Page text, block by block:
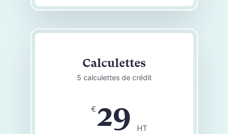
Calculettes
5 calculettes de crédit
€29
HT